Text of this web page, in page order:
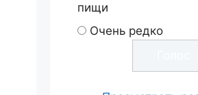
пищи
Очень редко